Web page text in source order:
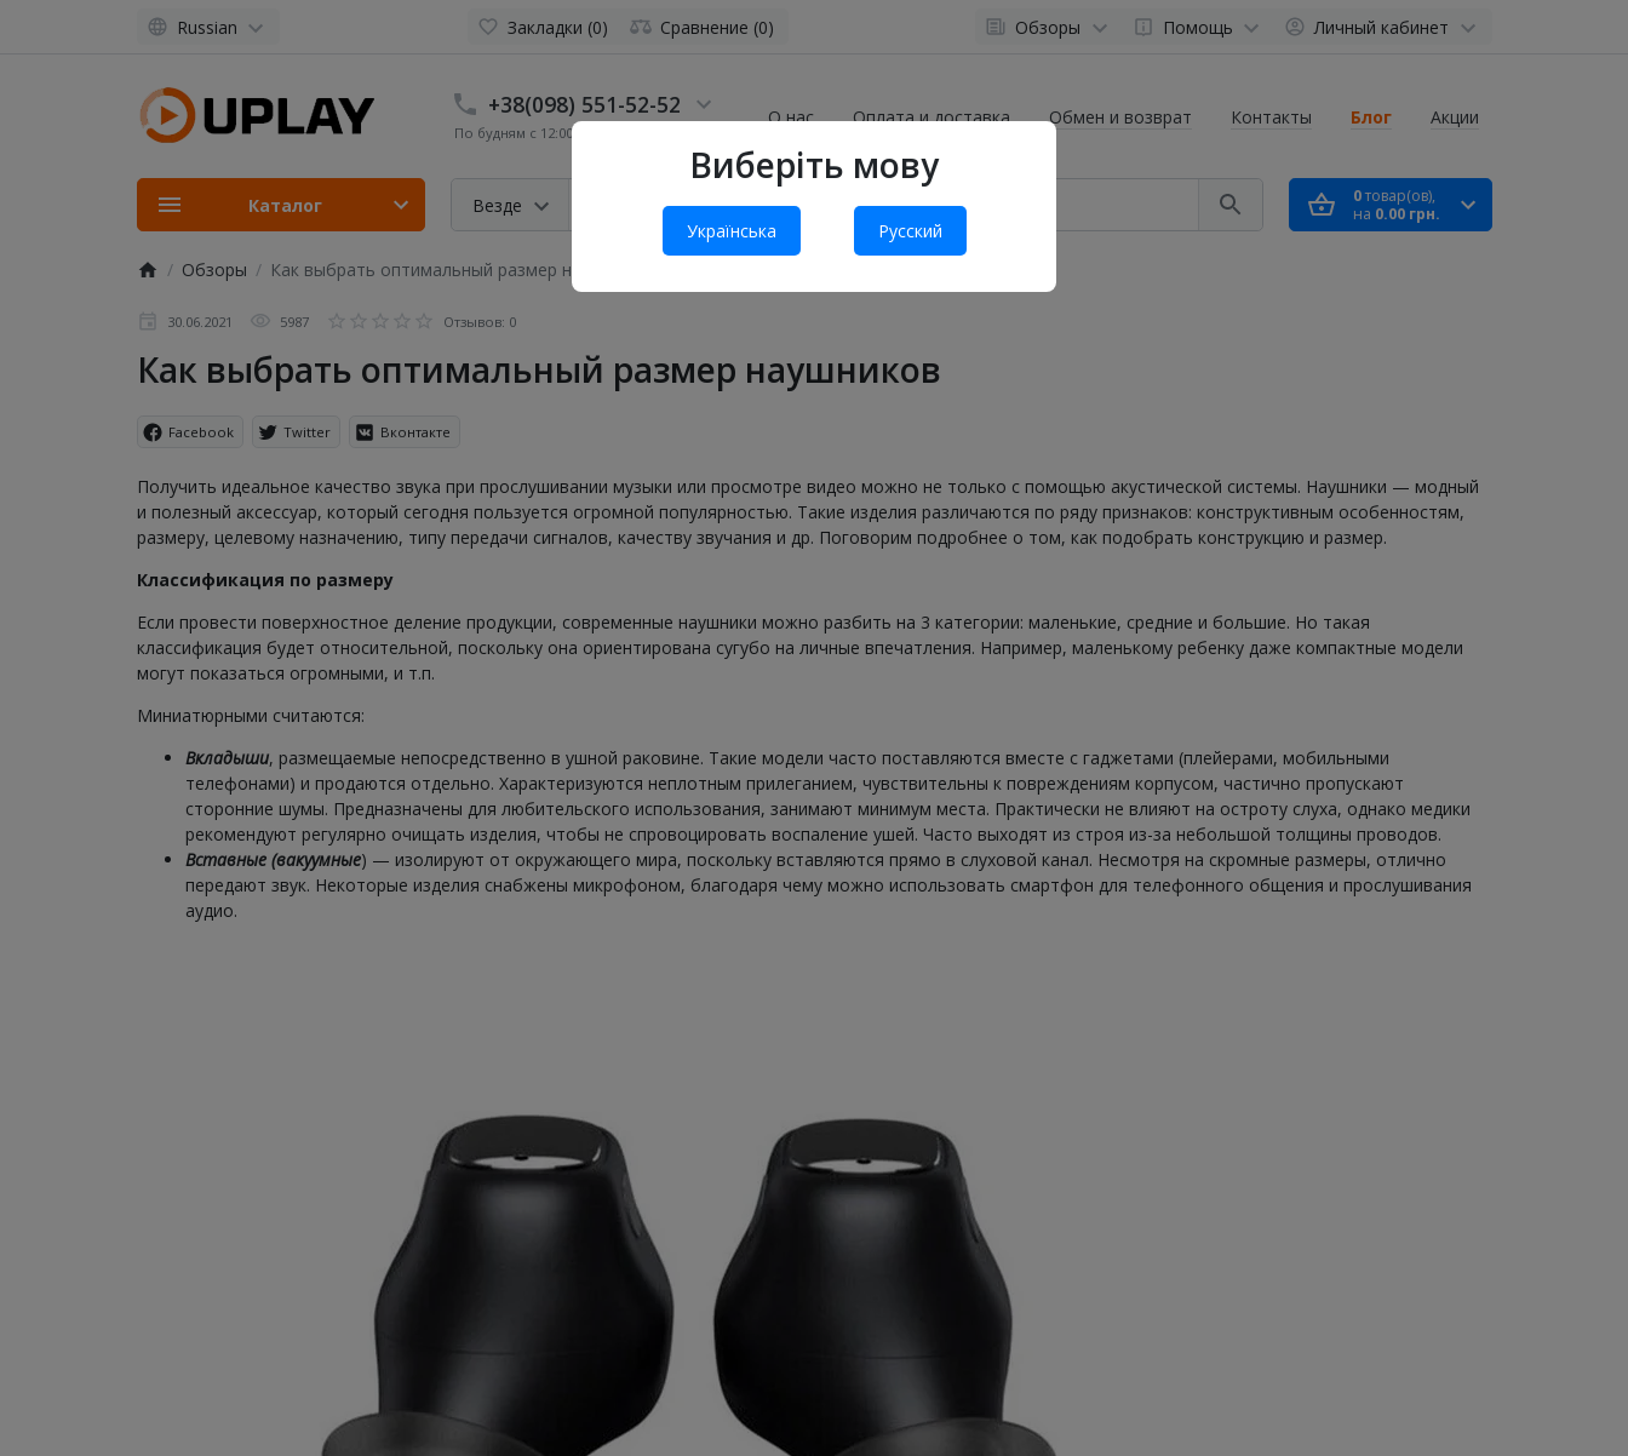
Виберіть мову
Українська Русский
Russian Закладки (0) Сравнение (0) Обзоры Помощь Личный кабинет
+38(098) 551-52-52
По будням с 12:00 до 19:00
Везде
О нас Оплата и доставка Обмен и возврат Контакты Блог Акции
0товар(ов),
на 0.00 грн.
Каталог
Обзоры Как выбрать оптимальный размер наушников
30.06.2021 5987 Отзывов: 0
Как выбрать оптимальный размер наушников
Facebook Twitter Вконтакте
Получить идеальное качество звука при прослушивании музыки или просмотре видео можно не только с помощью акустической системы. Наушники — модный
и полезный аксессуар, который сегодня пользуется огромной популярностью. Такие изделия различаются по ряду признаков: конструктивным особенностям,
размеру, целевому назначению, типу передачи сигналов, качеству звучания и др. Поговорим подробнее о том, как подобрать конструкцию и размер.
Классификация по размеру
Если провести поверхностное деление продукции, современные наушники можно разбить на 3 категории: маленькие, средние и большие. Но такая
классификация будет относительной, поскольку она ориентирована сугубо на личные впечатления. Например, маленькому ребенку даже компактные модели
могут показаться огромными, и т.п.
Миниатюрными считаются:
Вкладыши, размещаемые непосредственно в ушной раковине. Такие модели часто поставляются вместе с гаджетами (плейерами, мобильными
телефонами) и продаются отдельно. Характеризуются неплотным прилеганием, чувствительны к повреждениям корпусом, частично пропускают
сторонние шумы. Предназначены для любительского использования, занимают минимум места. Практически не влияют на остроту слуха, однако медики
рекомендуют регулярно очищать изделия, чтобы не спровоцировать воспаление ушей. Часто выходят из строя из-за небольшой толщины проводов.
Вставные (вакуумные) — изолируют от окружающего мира, поскольку вставляются прямо в слуховой канал. Несмотря на скромные размеры, отлично
передают звук. Некоторые изделия снабжены микрофоном, благодаря чему можно использовать смартфон для телефонного общения и прослушивания
аудио.